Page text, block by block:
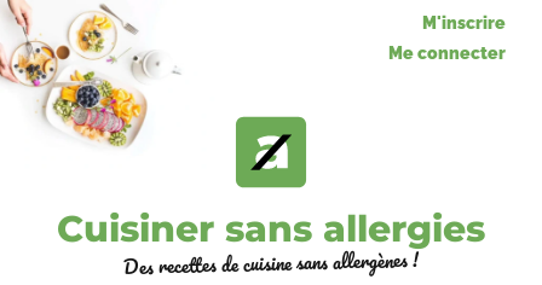
M'inscrire
Me connecter
Cuisiner sans allergies
Des recettes de cuisine sans allergènes !